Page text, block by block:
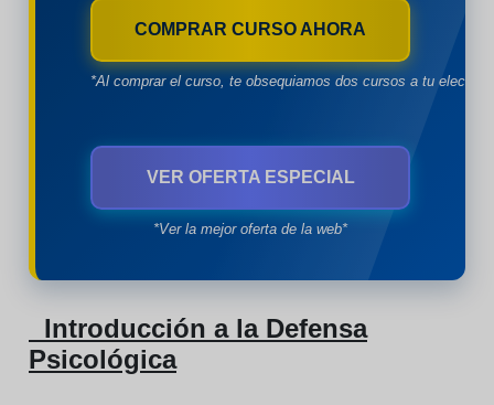
COMPRAR CURSO AHORA
*Al comprar el curso, te obsequiamos dos cursos a tu
VER OFERTA ESPECIAL
*Ver la mejor oferta de la web*
Introducción a la Defensa
Psicológica